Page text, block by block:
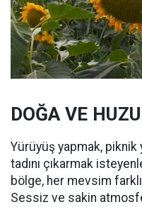
DOĞA VE
Yürüyüş yapmak, piknik
tadını çıkarmak
bölge, her mevsim
Sessiz ve sakin